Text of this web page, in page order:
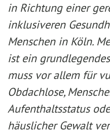
in Richtung einer
inklusiveren
Menschen in Köln.
ist ein
muss vor allem für
Obdachlose,
Aufenthaltsstatus
häuslicher Gewalt